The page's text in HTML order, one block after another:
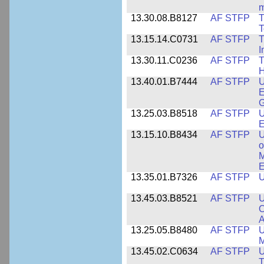
13.30.08.B8127
AF STFP
13.15.14.C0731
AF STFP
13.30.11.C0236
AF STFP
13.40.01.B7444
AF STFP
13.25.03.B8518
AF STFP
13.15.10.B8434
AF STFP
13.35.01.B7326
AF STFP
13.45.03.B8521 AF STFP
13.25.05.B8480
AF STFP
13.45.02.C0634
AF STFP